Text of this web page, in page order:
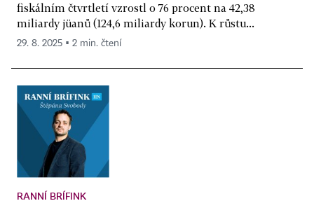
fiskálním čtvrtletí vzrostl o 76 procent na 42,38
miliardy jüanů (124,6 miliardy korun). K růstu...
29. 8. 2025 ▪ 2 min. čtení
RANNÍ BRÍFINK